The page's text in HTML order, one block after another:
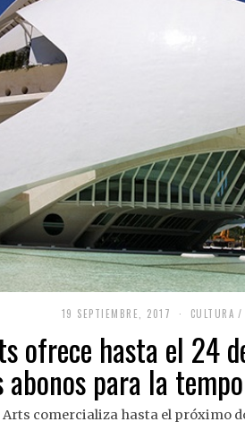
19 SEPTIEMBRE, 2017 CULTURA /
ofrece hasta el 24
abonos para la
Arts comercializa hasta el próximo